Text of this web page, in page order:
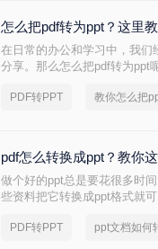
怎么把pdf转为ppt？这里
在日常的办公和学习中，我
分享。那么怎么把pdf转为ppt
PDF转PPT 教你怎么把
pdf怎么转换成ppt？教你
做个好的ppt总是要花很多时
些资料把它转换成ppt格式就
PDF转PPT